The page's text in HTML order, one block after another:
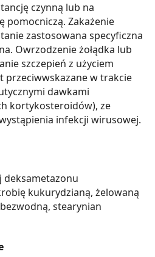
czynną lub na
pomocniczą. Zakażenie
zastosowana specyficzna
Owrzodzenie żołądka lub
szczepień z użyciem
przeciwwskazane w trakcie
dawkami
kortykosteroidów), ze
infekcji wirusowej.
deksametazonu
kukurydzianą, żelowaną
stearynian